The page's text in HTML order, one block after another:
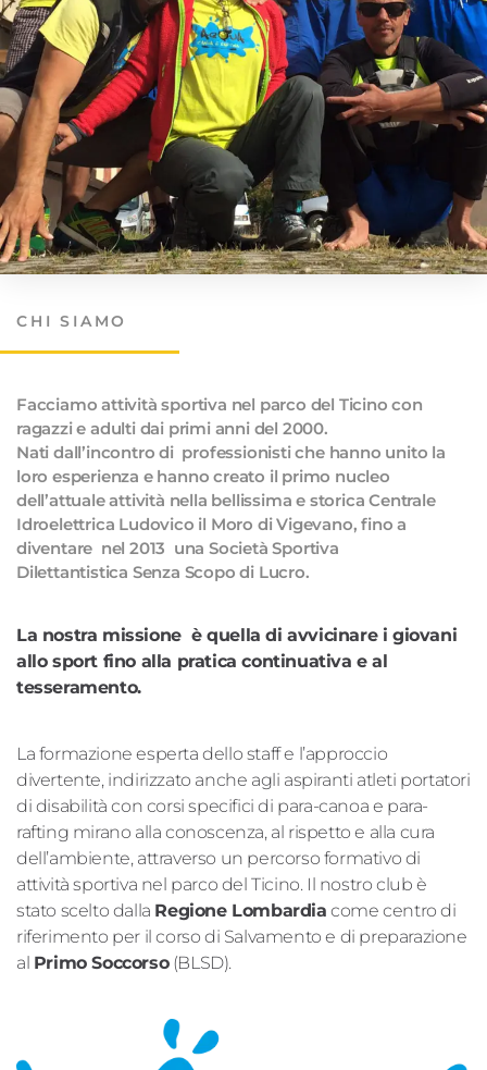
CHI SIAMO
Facciamo attività sportiva nel parco del Ticino con
ragazzi e adulti dai primi anni del 2000.
Nati dall’incontro di professionisti che hanno unito la
loro esperienza e hanno creato il primo nucleo
dell’attuale attività nella bellissima e storica Centrale
Idroelettrica Ludovico il Moro di Vigevano, fino a
diventare nel 2013 una Società Sportiva
Dilettantistica Senza Scopo di Lucro.
La nostra missione è quella di avvicinare i giovani
allo sport fino alla pratica continuativa e al
tesseramento.
La formazione esperta dello staff e l’approccio
divertente, indirizzato anche agli aspiranti atleti portatori
di disabilità con corsi specifici di para-canoa e para-
rafting mirano alla conoscenza, al rispetto e alla cura
dell’ambiente, attraverso un percorso formativo di
attività sportiva nel parco del Ticino. Il nostro club è
stato scelto dalla Regione Lombardia come centro di
riferimento per il corso di Salvamento e di preparazione
al Primo Soccorso(BLSD).